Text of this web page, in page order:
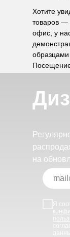
Хотите
товаров —
офис, у
образцами
на
Я